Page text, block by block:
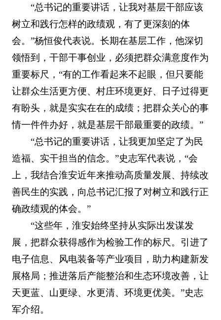
“总书记的重要讲话，让我对基层干部应该
树立和践行怎样的政绩观，有了更深刻的体
会。”杨恒俊代表说。长期在基层工作，他深切
领悟到，干部干事创业，必须把群众满意度作为
重要标尺，“有的工作看起来不起眼，但只要能
让群众生活更方便、村庄环境更好、日子过得更
有盼头，就是实实在在的成绩；把群众关心的事
情一件件办好，就是基层干部最重要的政绩。”
“总书记的重要讲话，让我更加坚定了为民
造福、实干担当的信念。”史志军代表说，“会
上，我结合淮安近年来推动高质量发展、持续改
善民生的实践，向总书记汇报了对树立和践行正
确政绩观的体会。”
“这些年，淮安始终坚持从实际出发谋发
展，把群众获得感作为检验工作的标尺。引进了
电子信息、风电装备等产业项目，助力构建新发
展格局；推进落后产能整治和生态环境改善，让
天更蓝、山更绿、水更清、环境更优美。”史志
军介绍。